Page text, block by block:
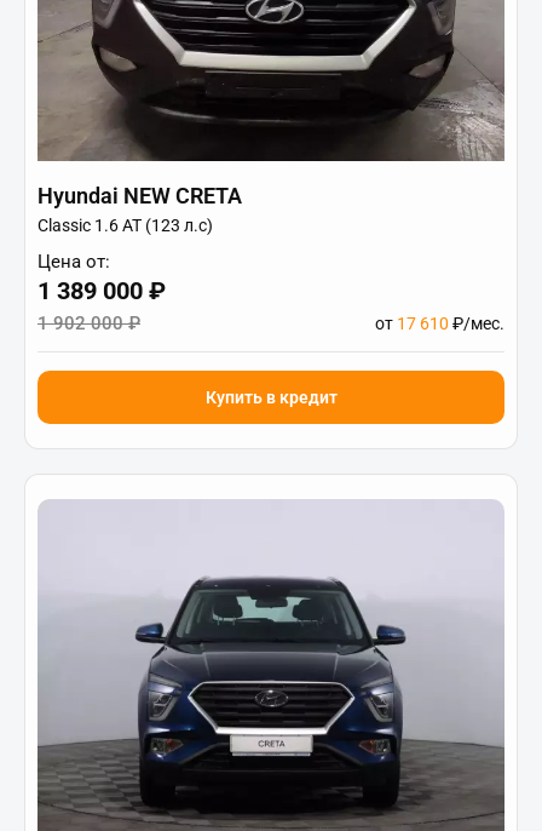
Hyundai NEW CRETA
Classic 1.6 АТ (123 л.с)
Цена от:
1 389 000 ₽
1 902 000 ₽ от 17 610 ₽/мес.
Купить в кредит